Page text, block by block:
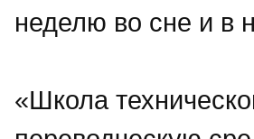
неделю во сне и в
«Школа